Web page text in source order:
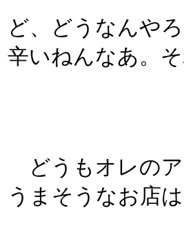
ど、どうなんや
辛いねんなあ。
どうもオレのア
うまそうなお店